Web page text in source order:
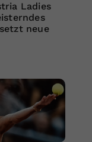
Ladies
neue